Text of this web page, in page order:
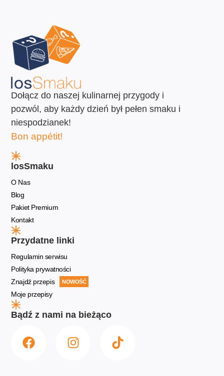
Dołącz do naszej kulinarnej przygody i
pozwól, aby każdy dzień był pełen smaku i
niespodzianek!
Bon appétit!
losSmaku
O Nas
Blog
Pakiet Premium
Kontakt
Przydatne linki
Regulamin serwisu
Polityka prywatności
Znajdź przepis
NOWOŚĆ
Moje przepisy
Bądź z nami na bieżąco